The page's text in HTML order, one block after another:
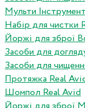
Мульти
Набір для чистки
Йоржі для зброї
Засоби для
Засоби для
Протяжка Real
Шомпол Real Avid